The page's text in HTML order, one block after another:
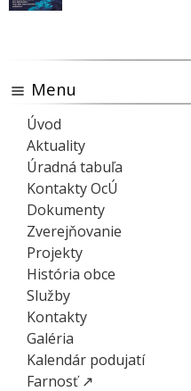
Menu
Úvod
Aktuality
Úradná tabuľa
Kontakty OcÚ
Dokumenty
Zverejňovanie
Projekty
História obce
Služby
Kontakty
Galéria
Kalendár podujatí
Farnosť ↗